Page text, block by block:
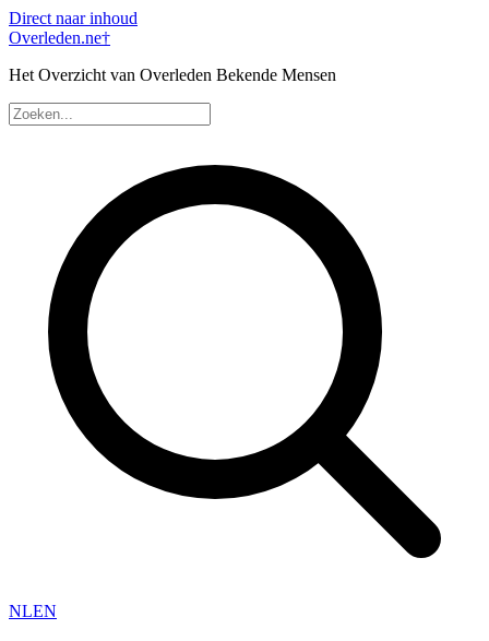
Direct naar inhoud
Overleden.ne†
Het Overzicht van Overleden Bekende Mensen
NLEN